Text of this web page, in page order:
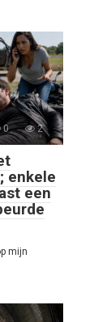
0 2
enkele
een
mijn